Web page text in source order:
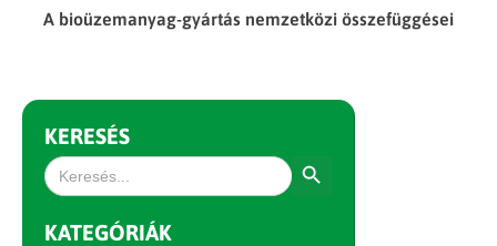
A bioüzemanyag-gyártás nemzetközi összefüggései
KERESÉS
Search
for:
KATEGÓRIÁK